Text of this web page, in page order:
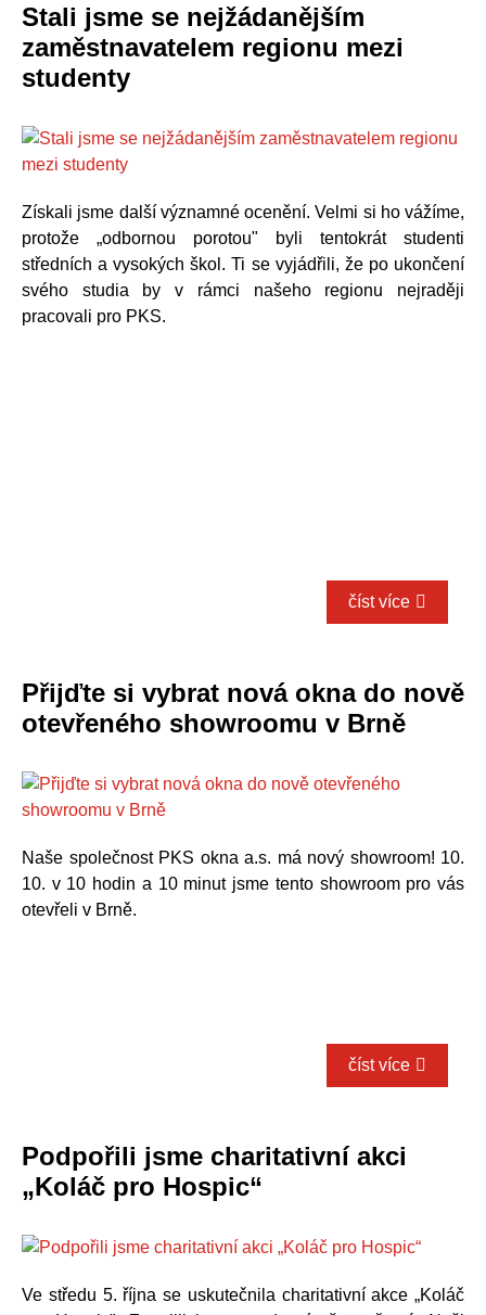
Stali jsme se nejžádanějším
zaměstnavatelem regionu mezi
studenty
Získali jsme další významné ocenění. Velmi si ho vážíme,
protože „odbornou porotou" byli tentokrát studenti
středních a vysokých škol. Ti se vyjádřili, že po ukončení
svého studia by v rámci našeho regionu nejraději
pracovali pro PKS.
číst více
Přijďte si vybrat nová okna do nově
otevřeného showroomu v Brně
Naše společnost PKS okna a.s. má nový showroom! 10.
10. v 10 hodin a 10 minut jsme tento showroom pro vás
otevřeli v Brně.
číst více
Podpořili jsme charitativní akci
„Koláč pro Hospic“
Ve středu 5. října se uskutečnila charitativní akce „Koláč